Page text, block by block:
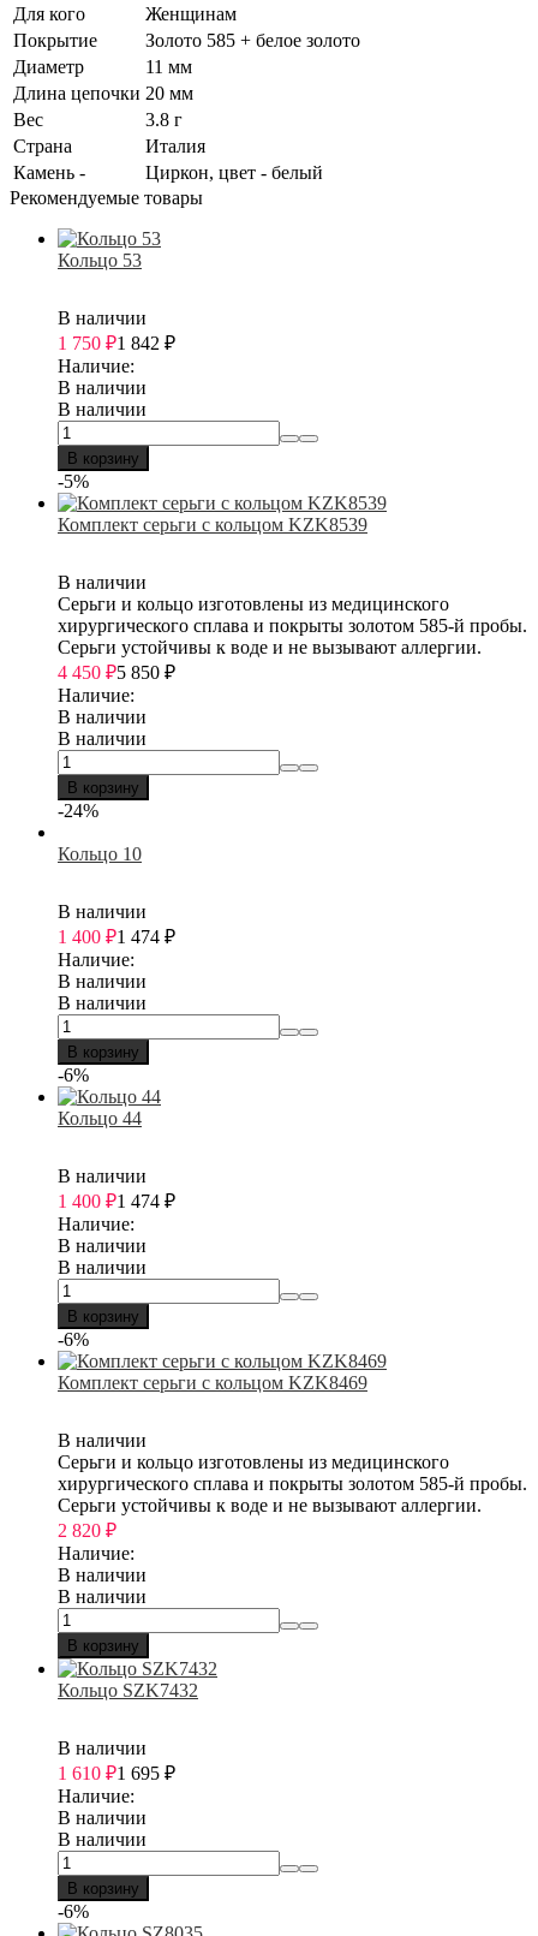
Для кого
Женщинам
Покрытие
Золото 585 + белое золото
Диаметр
11 мм
Длина цепочки 20 мм
Вес
3.8 г
Страна
Италия
Камень -
Циркон, цвет - белый
Рекомендуемые товары
Кольцо 53
В наличии
1 750 ₽1 842 ₽
Наличие:
В наличии
В наличии
В корзину
-5%
Комплект серьги с кольцом KZK8539
В наличии
Серьги и кольцо изготовлены из медицинского
хирургического сплава и покрыты золотом 585-й пробы.
Серьги устойчивы к воде и не вызывают аллергии.
4 450 ₽5 850 ₽
Наличие:
В наличии
В наличии
В корзину
-24%
Кольцо 10
В наличии
1 400 ₽1 474 ₽
Наличие:
В наличии
В наличии
В корзину
-6%
Кольцо 44
В наличии
1 400 ₽1 474 ₽
Наличие:
В наличии
В наличии
В корзину
-6%
Комплект серьги с кольцом KZK8469
В наличии
Серьги и кольцо изготовлены из медицинского
хирургического сплава и покрыты золотом 585-й пробы.
Серьги устойчивы к воде и не вызывают аллергии.
2 820 ₽
Наличие:
В наличии
В наличии
В корзину
Кольцо SZK7432
В наличии
1 610 ₽1 695 ₽
Наличие:
В наличии
В наличии
В корзину
-6%